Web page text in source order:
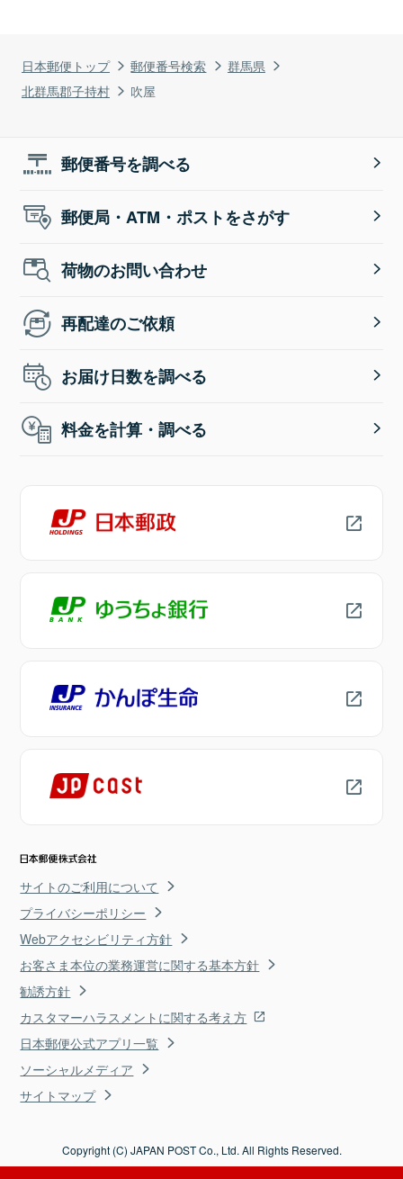
日本郵便トップ 郵便番号検索
群馬県
北群馬郡子持村
吹屋
郵便番号を調べる
郵便局・ATM・ポストをさがす
荷物のお問い合わせ
再配達のご依頼
お届け日数を調べる
料金を計算・調べる
サイトのご利用について
プライバシーポリシー
Webアクセシビリティ方針
お客さま本位の業務運営に関する基本方針
勧誘方針
カスタマーハラスメントに関する考え方
日本郵便公式アプリ一覧
ソーシャルメディア
サイトマップ
Copyright (C) JAPAN POST Co., Ltd. All Rights Reserved.